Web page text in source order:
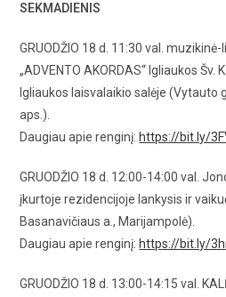
SEKMADIENIS
GRUODŽIO 18 d. 11:30 val.
„ADVENTO AKORDAS“ Igliaukos
Igliaukos laisvalaikio salėje (Vytauto
aps.).
Daugiau apie renginį: https://bit.ly/
GRUODŽIO 18 d. 12:00-14:00 val.
įkurtoje rezidencijoje lankysis ir
Basanavičiaus a., Marijampolė).
Daugiau apie renginį: https://bit.ly/
GRUODŽIO 18 d. 13:00-14:15 val.